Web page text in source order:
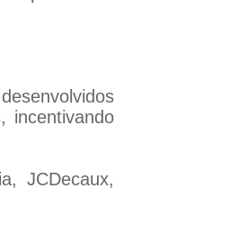
incentivando
JCDecaux,